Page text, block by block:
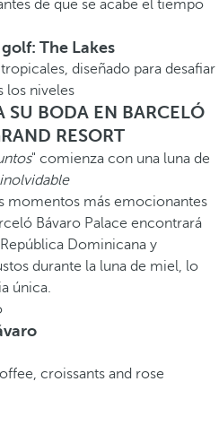
de que se acabe el tiempo
The Lakes
diseñado para desafiar
los niveles
SU BODA EN BARCELÓ
RESORT
" comienza con una luna de
inolvidable
momentos más emocionantes
Bávaro Palace encontrará
Dominicana y
durante la luna de miel, lo
única.